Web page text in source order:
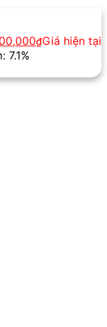
₫Giá hiện tại
7.1%